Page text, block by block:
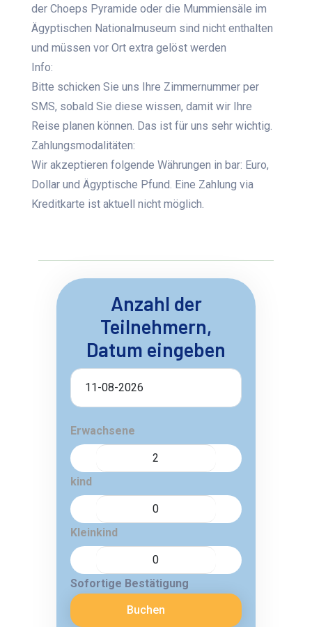
der Choeps Pyramide oder die Mummiensäle im
Ägyptischen Nationalmuseum sind nicht enthalten
und müssen vor Ort extra gelöst werden
Info:
Bitte schicken Sie uns Ihre Zimmernummer per
SMS, sobald Sie diese wissen, damit wir Ihre
Reise planen können. Das ist für uns sehr wichtig.
Zahlungsmodalitäten:
Wir akzeptieren folgende Währungen in bar: Euro,
Dollar und Ägyptische Pfund. Eine Zahlung via
Kreditkarte ist aktuell nicht möglich.
Anzahl der
Teilnehmern,
Datum eingeben
Erwachsene
kind
Kleinkind
Sofortige Bestätigung
Buchen